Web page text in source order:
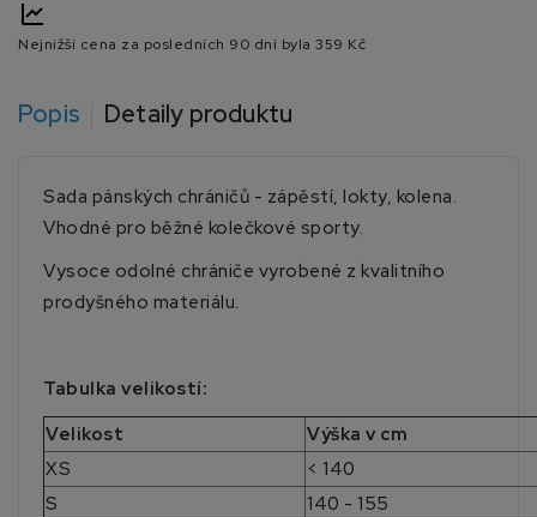
Nejnižší cena za posledních 90 dní byla 359 Kč
Popis Detaily produktu
Sada pánských chráničů - zápěstí, lokty, kolena.
Vhodné pro běžné kolečkové sporty.
Vysoce odolné chrániče vyrobené z kvalitního
prodyšného materiálu.
Tabulka velikostí:
Velikost
Výška v cm
XS
< 140
S
140 - 155